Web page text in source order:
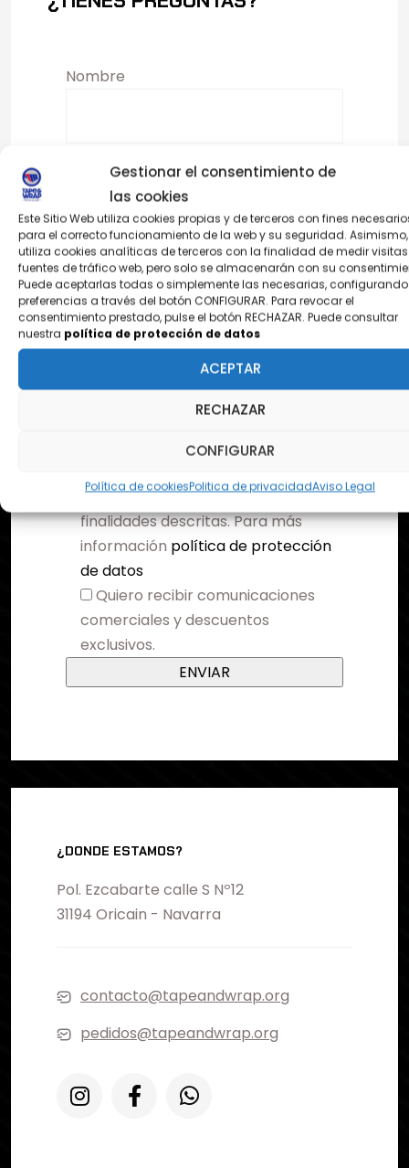
Gestionar el consentimiento de
las cookies
Este Sitio Web utiliza cookies propias y de terceros con fines
para el correcto funcionamiento de la web y su seguridad. Asimismo,
utiliza cookies analíticas de terceros con la finalidad de medir
fuentes de tráfico web, pero solo se almacenarán con su
Puede aceptarlas todas o simplemente las necesarias,
preferencias a través del botón CONFIGURAR. Para revocar el
consentimiento prestado, pulse el botón RECHAZAR. Puede consultar
nuestra política de protección de datos
ACEPTAR
RECHAZAR
CONFIGURAR
Política de cookiesPolitica de privacidadAviso Legal
Nombre
Asunto
Mensaje
tratamiento de mis datos para las
finalidades descritas. Para más
información política de protección
de datos
Quiero recibir comunicaciones
comerciales y descuentos
exclusivos.
¿DONDE ESTAMOS?
Pol. Ezcabarte calle S Nº12
31194 Oricain - Navarra
contacto@tapeandwrap.org
pedidos@tapeandwrap.org